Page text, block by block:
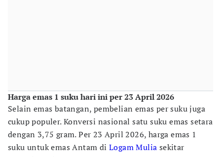
Harga emas 1 suku hari ini per 23 April 2026
Selain emas batangan, pembelian emas per suku juga
cukup populer. Konversi nasional satu suku emas setara
dengan 3,75 gram. Per 23 April 2026, harga emas 1
suku untuk emas Antam di Logam Mulia sekitar